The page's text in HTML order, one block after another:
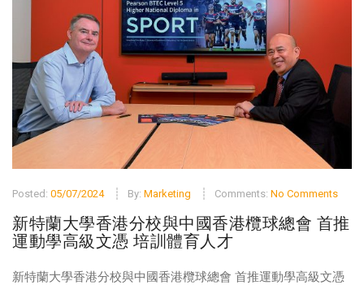
Posted: 05/07/2024 By: Marketing Comments: No Comments
新特蘭大學香港分校與中國香港欖球總會 首推
運動學高級文憑 培訓體育人才
新特蘭大學香港分校與中國香港欖球總會 首推運動學高級文憑